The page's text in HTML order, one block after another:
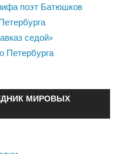
поэт Батюшков
седой»
Петербурга
МИРОВЫХ